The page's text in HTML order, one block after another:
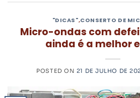
"DICAS",CONSERTO DE
Micro-ondas com
ainda é a melhor
POSTED ON 21 DE JULHO DE